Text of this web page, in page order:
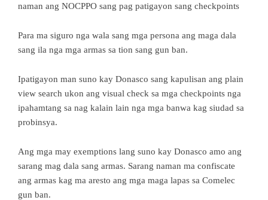
naman ang NOCPPO sang pag patigayon sang checkpoints
Para ma siguro nga wala sang mga persona ang maga dala
sang ila nga mga armas sa tion sang gun ban.
Ipatigayon man suno kay Donasco sang kapulisan ang plain
view search ukon ang visual check sa mga checkpoints nga
ipahamtang sa nag kalain lain nga mga banwa kag siudad sa
probinsya.
Ang mga may exemptions lang suno kay Donasco amo ang
sarang mag dala sang armas. Sarang naman ma confiscate
ang armas kag ma aresto ang mga maga lapas sa Comelec
gun ban.